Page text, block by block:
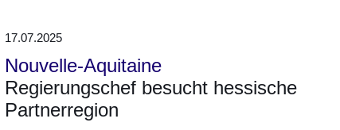
17.07.2025
Nouvelle-Aquitaine
Regierungschef besucht hessische
Partnerregion